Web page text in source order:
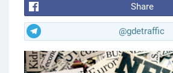
Share
@gdetraffic